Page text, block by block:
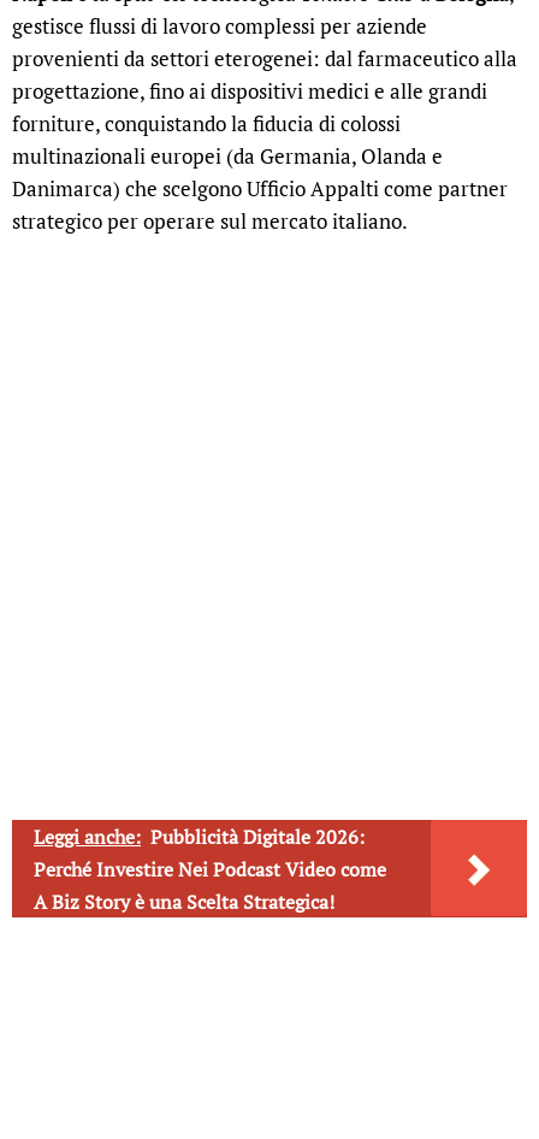
gestisce flussi di lavoro complessi per aziende
provenienti da settori eterogenei: dal farmaceutico alla
progettazione, fino ai dispositivi medici e alle grandi
forniture, conquistando la fiducia di colossi
multinazionali europei (da Germania, Olanda e
Danimarca) che scelgono Ufficio Appalti come partner
strategico per operare sul mercato italiano.
Leggi anche: Pubblicità Digitale 2026:
Perché Investire Nei Podcast Video come
A Biz Story è una Scelta Strategica!